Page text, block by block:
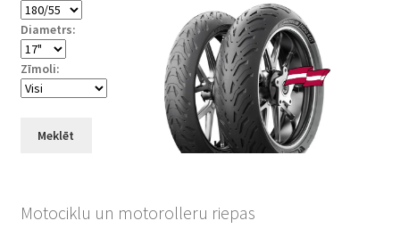
Diametrs:
Zīmoli:
Meklēt
Motociklu un motorolleru riepas